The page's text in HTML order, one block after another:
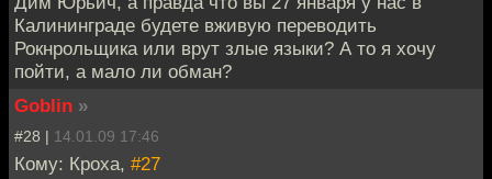
Калининграде будете вживую переводить
Рокнрольщика или врут злые языки? А то я хочу
пойти, а мало ли обман?
Goblin »
#28 | 14.01.09 17:46
Кому: Кроха, #27